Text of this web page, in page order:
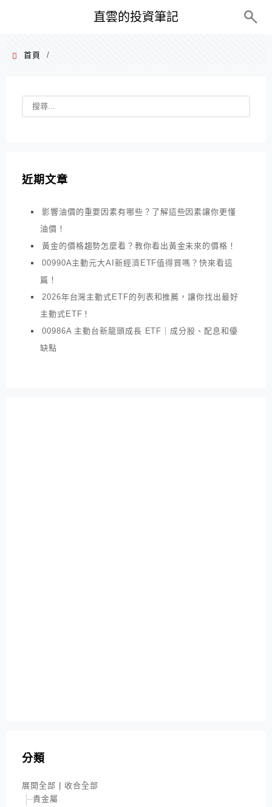
直雲的投資筆記
首頁 /
近期文章
影響油價的重要因素有哪些？了解這些因素讓你更懂
油價！
黃金的價格趨勢怎麼看？教你看出黃金未來的價格！
00990A主動元大AI新經濟ETF值得買嗎？快來看這
篇！
2026年台灣主動式ETF的列表和推薦，讓你找出最好
主動式ETF！
00986A 主動台新龍頭成長 ETF｜成分股、配息和優
缺點
分類
展開全部
收合全部
貴金屬